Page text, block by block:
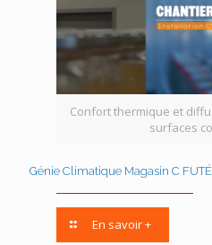
Confort thermique et
surfaces
Génie Climatique Magasin C
En savoir +